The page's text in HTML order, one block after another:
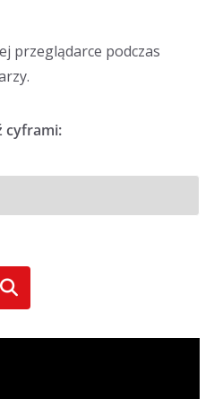
przeglądarce podczas
cyframi: